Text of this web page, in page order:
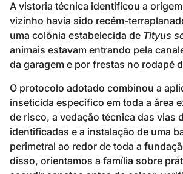
A vistoria técnica identificou a
vizinho havia sido recém-
uma colônia estabelecida de Tityus
animais estavam entrando pela
da garagem e por frestas no rodapé
O protocolo adotado combinou a
inseticida específico em toda a área
de risco, a vedação técnica das vias
identificadas e a instalação de uma
perimetral ao redor de toda a
disso, orientamos a família sobre